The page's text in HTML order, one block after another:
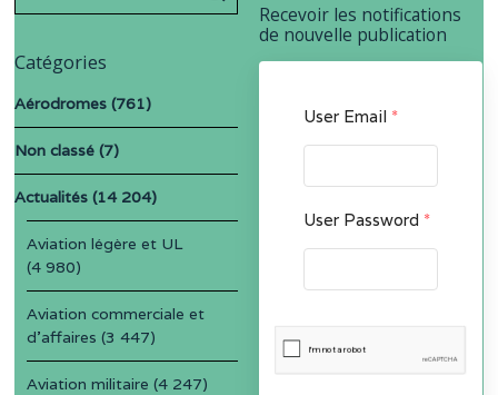
Recevoir les notifications
de nouvelle publication
User Email *
User Password *
Catégories
Aérodromes (761)
Non classé (7)
Actualités (14 204)
Aviation légère et UL
(4 980)
Aviation commerciale et
d'affaires (3 447)
Aviation militaire (4 247)